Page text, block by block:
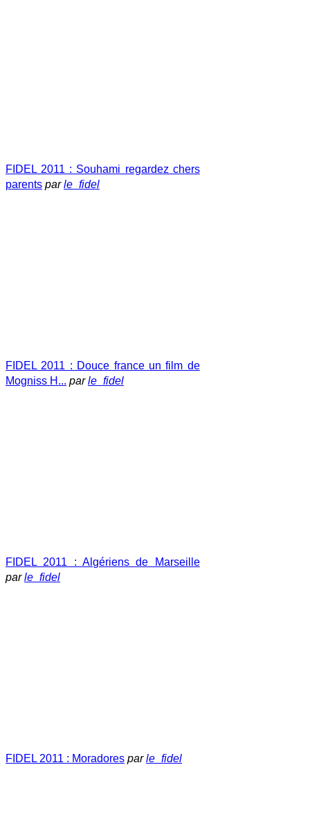
FIDEL 2011 : Souhami regardez chers
parents parle_fidel
FIDEL 2011 : Douce france un film de
Mogniss H... parle_fidel
FIDEL 2011 : Algériens de Marseille
parle_fidel
FIDEL 2011 : Moradores parle_fidel